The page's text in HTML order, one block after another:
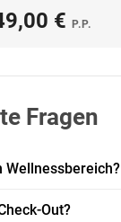
€ P.P.
Fragen
Wellnessbereich?
Out?